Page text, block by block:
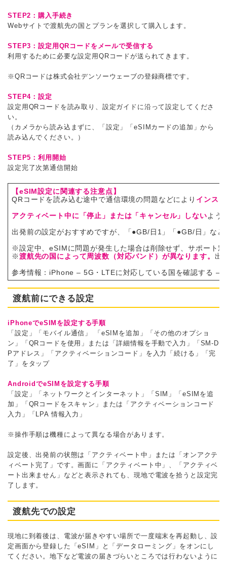
STEP2：購入手続き
Webサイトで渡航先の国とプランを選択して購入します。
STEP3：設定用QRコードをメールで受信する
利用するために必要な設定用QRコードが送られてきます。
※QRコードは株式会社デンソーウェーブの登録商標です。
STEP4：設定
設定用QRコードを読み取り、設定ガイドに沿って設定してくださ
い。
（カメラから読み込まずに、「設定」
「eSIMカードの追加」から
読み込んでください。）
STEP5：利用開始
設定完了次第通信開始
【eSIM設定に関連する注意点】
QRコードを読み込む途中で通信環境の問題などにより インス
アクティベート中に「停止」または「キャンセル」しないよう
出発前の設定がおすすめですが、「●GB/日​1​」「●GB/日」な
※設定中、eSIMに問題が発生した場合は削除せず、サポート
※渡航先の国によって周波数（対応バンド）が異なります。 出
参考情報： iPhone – 5G・LTEに対応している国を確認する –
渡航前にできる設定
iPhoneでeSIMを設定する手順
「設定」
「モバイル通信」 「eSIMを追加」
「その他のオプショ
ン」
「QRコードを使用」または「詳細情報を手動で入力」
「SM-D
Pアドレス」「アクティベーションコード」を入力
「続ける」
「完
了」をタップ
AndroidでeSIMを設定する手順
「設定」
「ネットワークとインターネット」 「SIM」
「eSIMを追
加」
「QRコードをスキャン」または「アクティベーションコード
入力」
「LPA 情報入力」
※操作手順は機種によって異なる場合があります。
設定後、出発前の状態は「アクティベート中」または「オンアクテ
ィベート完了」です。画面に「アクティベート中」、「アクティベ
ート出来ません」などと表示されても、現地で電波を拾うと設定完
了します。
渡航先での設定
現地に到着後は、電波が届きやすい場所で一度端末を再起動し、設
定画面から登録した「eSIM」と「データローミング」をオンにし
てください。地下など電波の届きづらいところでは行わないように